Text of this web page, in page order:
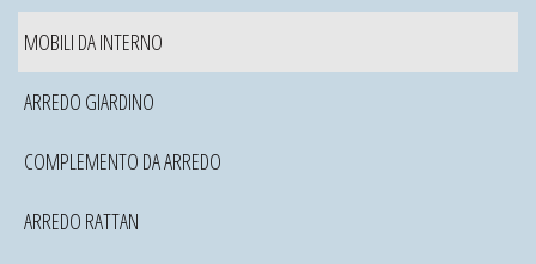
MOBILI DA INTERNO
ARREDO GIARDINO
COMPLEMENTO DA ARREDO
ARREDO RATTAN